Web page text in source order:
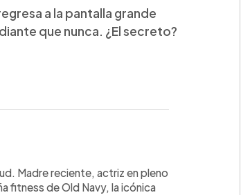
a la pantalla grande
que nunca. ¿El secreto?
Madre reciente, actriz en pleno
fitness de Old Navy, la icónica